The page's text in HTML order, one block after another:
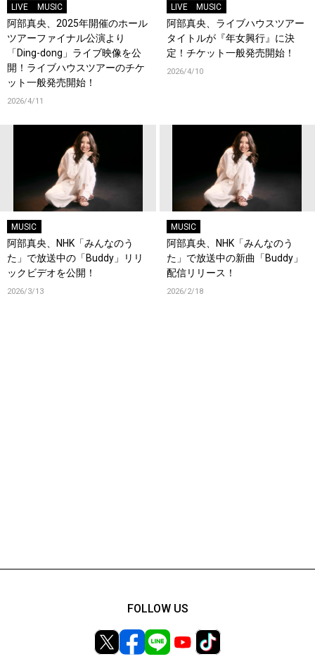
LIVE MUSIC
阿部真央、2025年開催のホール
ツアーファイナル公演より
「Ding-dong」ライブ映像を公
開！ライブハウスツアーのチケ
ット一般発売開始！
2026/4/11
LIVE MUSIC
阿部真央、ライブハウスツアー
タイトルが『年女興行』に決
定！チケット一般発売開始！
2026/4/10
MUSIC
阿部真央、NHK「みんなのう
た」で放送中の「Buddy」リリ
ックビデオを公開！
2026/3/13
MUSIC
阿部真央、NHK「みんなのう
た」で放送中の新曲「Buddy」
配信リリース！
2026/2/18
FOLLOW US